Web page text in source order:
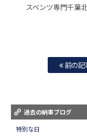
スベンツ専門千葉
前の記
過去の納車ブログ
特別な日